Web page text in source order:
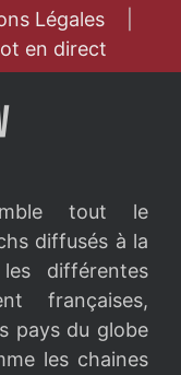
Légales
en direct
tout le
diffusés à la
différentes
françaises,
pays du globe
les chaines